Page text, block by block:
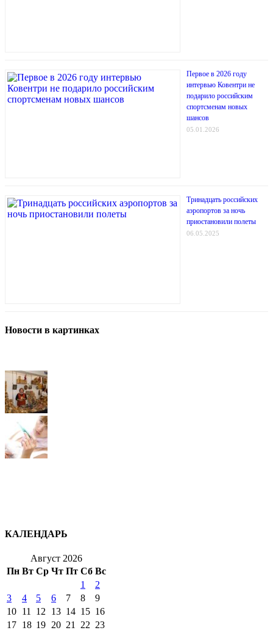
Первое в 2026 году
интервью Ковентри не
подарило российским
спортсменам новых
шансов
05.01.2026
Тринадцать российских
аэропортов за ночь
приостановили полеты
06.05.2025
Новости в картинках
КАЛЕНДАРЬ
Август 2026
Пн Вт Ср Чт Пт Сб Вс
1
2
3
4 5 6 7 8
9
10 11 12 13 14 15 16
17 18 19 20 21 22 23